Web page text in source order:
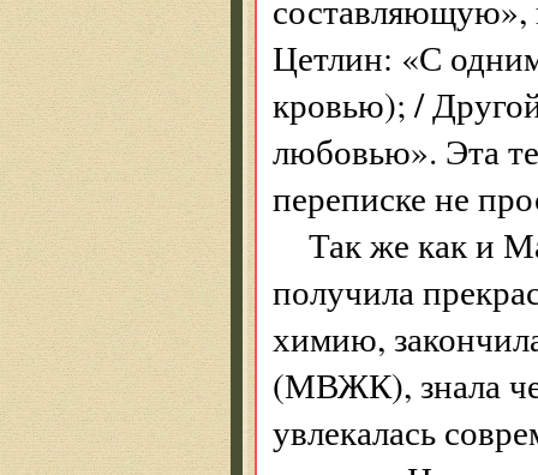
составляющую»,
Цетлин: «С
кровью); /
любовью». Эта
переписке не
Так же как и
получила
химию,
(МВЖК), знала
увлекалась